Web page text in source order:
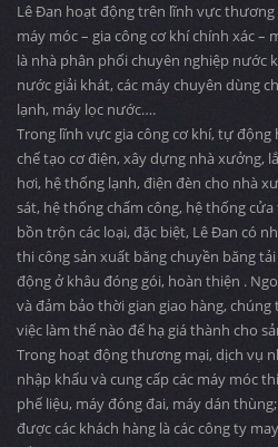
Lê Đan hoạt động trên lĩnh vực thương
máy móc – gia công cơ khí chính xác –
là nhà phân phối chuyên nghiệp nước
nước giải khát, các máy chuyên dùng
lạnh, máy lọc nước….
Trong lĩnh vực gia công cơ khí, tự
chế tạo cơ điện, xây dựng nhà xưởng,
hơi, hệ thống lạnh, điện đèn cho nhà
sát, hệ thống chấm công, hệ thống
bồn trộn các loại, đặc biệt, Lê Đan có
thi công sản xuất băng chuyền băng
động ở khâu đóng gói, hoàn thiện .
và đảm bảo thời gian giao hàng,
việc làm thế nào để hạ giá thành cho
Trong hoạt động thương mại, dịch vụ
nhập khẩu và cung cấp các máy móc
phế liệu, máy đóng đai, máy dán
được các khách hàng là các công ty